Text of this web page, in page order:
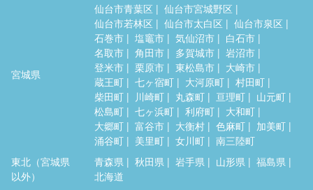
宮城県
仙台市青葉区
仙台市宮城野区
仙台市若林区
仙台市太白区
仙台市泉区
石巻市
塩竈市 気仙沼市
白石市
名取市
角田市 多賀城市
岩沼市
登米市
栗原市 東松島市
大崎市
蔵王町
七ヶ宿町 大河原町
村田町
柴田町
川崎町 丸森町 亘理町
山元町
松島町
七ヶ浜町 利府町
大和町
大郷町
富谷市 大衡村 色麻町
加美町
涌谷町
美里町 女川町
南三陸町
東北（宮城県
以外）
青森県 秋田県 岩手県 山形県
福島県
北海道